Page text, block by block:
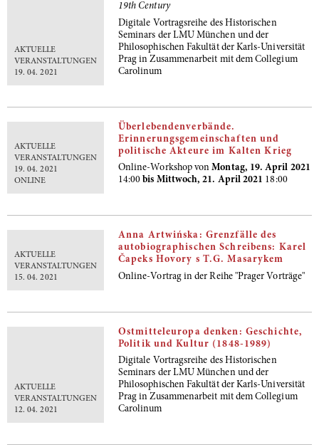
AKTUELLE
VERANSTALTUNGEN
19. 04. 2021
19th Century
Digitale Vortragsreihe des Historischen
Seminars der LMU München und der
Philosophischen Fakultät der Karls-Universität
Prag in Zusammenarbeit mit dem Collegium
Carolinum
AKTUELLE
VERANSTALTUNGEN
19. 04. 2021
ONLINE
Überlebendenverbände.
Erinnerungsgemeinschaften und
politische Akteure im Kalten Krieg
Online-Workshop vonMontag, 19. April 2021
14:00 bis Mittwoch, 21. April 2021 18:00
AKTUELLE
VERANSTALTUNGEN
15. 04. 2021
Anna Artwińska: Grenzfälle des
autobiographischen Schreibens: Karel
Čapeks Hovory s T.G. Masarykem
Online-Vortrag in der Reihe "Prager Vorträge"
AKTUELLE
VERANSTALTUNGEN
12. 04. 2021
Ostmitteleuropa denken: Geschichte,
Politik und Kultur (1848-1989)
Digitale Vortragsreihe des Historischen
Seminars der LMU München und der
Philosophischen Fakultät der Karls-Universität
Prag in Zusammenarbeit mit dem Collegium
Carolinum